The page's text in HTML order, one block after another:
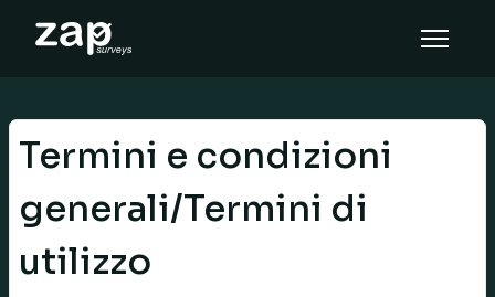
EN
Termini e condizioni
generali/Termini di
utilizzo